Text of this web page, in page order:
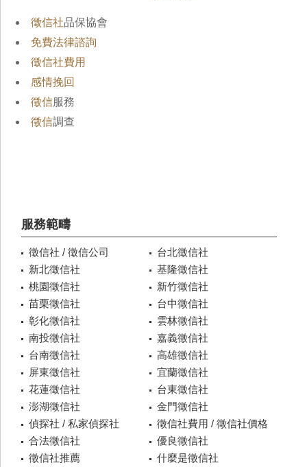
徵信社品保協會
免費法律諮詢
徵信社費用
感情挽回
徵信服務
徵信調查
服務範疇
徵信社 / 徵信公司
台北徵信社
新北徵信社
基隆徵信社
桃園徵信社
新竹徵信社
苗栗徵信社
台中徵信社
彰化徵信社
雲林徵信社
南投徵信社
嘉義徵信社
台南徵信社
高雄徵信社
屏東徵信社
宜蘭徵信社
花蓮徵信社
台東徵信社
澎湖徵信社
金門徵信社
偵探社 / 私家偵探社
徵信社費用 / 徵信社價格
合法徵信社
優良徵信社
徵信社推薦
什麼是徵信社